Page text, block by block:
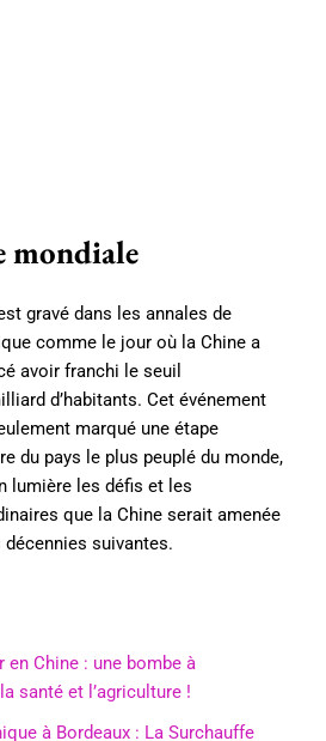
mondiale
gravé dans les annales de
comme le jour où la Chine a
avoir franchi le seuil
d’habitants. Cet événement
marqué une étape
du pays le plus peuplé du monde,
lumière les défis et les
que la Chine serait amenée
suivantes.
en Chine : une bombe à
santé et l’agriculture !
à Bordeaux : La Surchauffe